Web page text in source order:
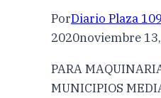
PorDiario Plaza 109
2020noviembre
PARA
MUNICIPIOS